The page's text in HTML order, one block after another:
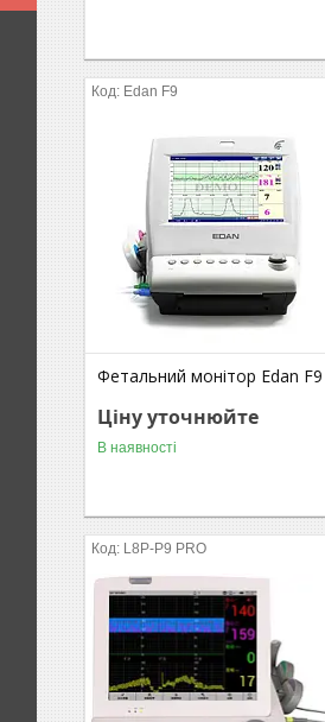
Edan F9
Фетальний монітор Edan F9
Ціну уточнюйте
В наявності
L8P-P9 PRO